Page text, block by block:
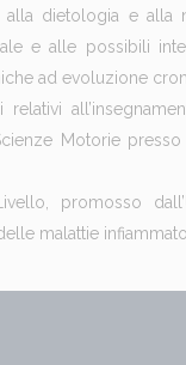
alla dietologia e
e alle possibili
ad evoluzione
Motorie presso
promosso
malattie